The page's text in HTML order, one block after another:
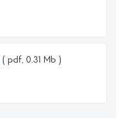
( pdf, 0.31 Mb )